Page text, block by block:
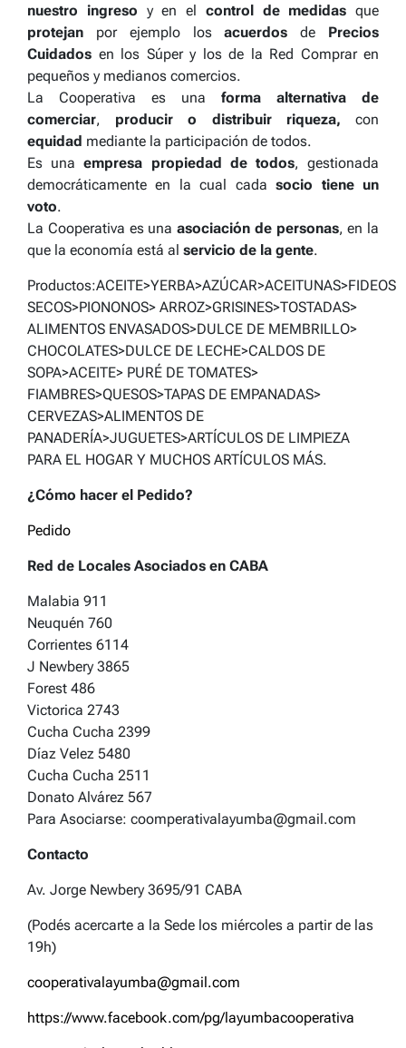
nuestro ingreso y en el control de medidas que
protejan por ejemplo losacuerdos de Precios
Cuidados en los Súper y los de la Red Comprar en
pequeños y medianos comercios.
La Cooperativa es una forma alternativa de
comerciar, producir o distribuir riqueza, con
equidad mediante la participación de todos.
Es unaempresa propiedad de todos, gestionada
democráticamente en la cual cadasocio tiene un
voto.
La Cooperativa es una asociación de personas, en la
que la economía está al servicio de la gente.
Productos:ACEITE>YERBA>AZÚCAR>ACEITUNAS>FIDEOS
SECOS>PIONONOS> ARROZ>GRISINES>TOSTADAS>
ALIMENTOS ENVASADOS>DULCE DE MEMBRILLO>
CHOCOLATES>DULCE DE LECHE>CALDOS DE
SOPA>ACEITE> PURÉ DE TOMATES>
FIAMBRES>QUESOS>TAPAS DE EMPANADAS>
CERVEZAS>ALIMENTOS DE
PANADERÍA>JUGUETES>ARTÍCULOS DE LIMPIEZA
PARA EL HOGAR Y MUCHOS ARTÍCULOS MÁS.
¿Cómo hacer el Pedido?
Pedido
Red de Locales Asociados en CABA
Malabia 911
Neuquén 760
Corrientes 6114
J Newbery 3865
Forest 486
Victorica 2743
Cucha Cucha 2399
Díaz Velez 5480
Cucha Cucha 2511
Donato Alvárez 567
Para Asociarse: coomperativalayumba@gmail.com
Contacto
Av. Jorge Newbery 3695/91 CABA
(Podés acercarte a la Sede los miércoles a partir de las
19h)
cooperativalayumba@gmail.com
https://www.facebook.com/pg/layumbacooperativa